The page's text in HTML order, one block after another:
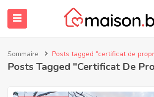
Sommaire Posts tagged "certificat de
Posts Tagged "certificat De